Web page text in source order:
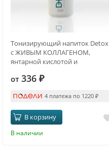
Тонизирующий напиток Detox
с ЖИВЫМ КОЛЛАГЕНОМ,
янтарной кислотой и
от 336 ₽
4 платежа по 1220₽
В корзину
В наличии